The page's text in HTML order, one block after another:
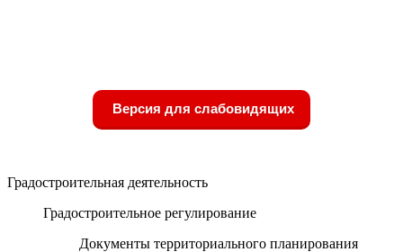
Версия для слабовидящих
Градостроительная деятельность
Градостроительное регулирование
Документы территориального планирования